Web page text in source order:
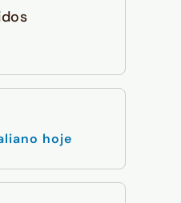
hoje